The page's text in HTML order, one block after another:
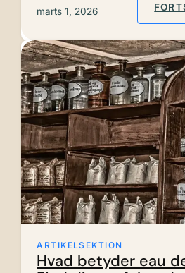
marts 1, 2026
ARTIKELSEKTION
Hvad betyder eau